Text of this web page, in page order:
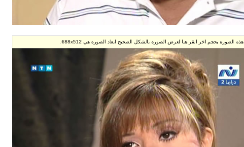
هذه الصورة بحجم اخر انقر هنا لعرض الصورة بالشكل الصحيح ابعاد الصورة هي 688x512.